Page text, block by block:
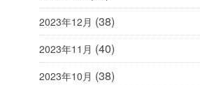
2023年12月 (38)
2023年11月 (40)
2023年10月 (38)